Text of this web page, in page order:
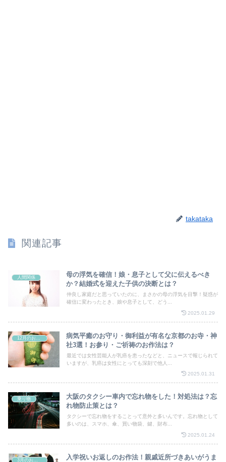
takataka
関連記事
人間関係
母の浮気を確信！娘・息子として父に伝えるべき
か？結婚式を迎えた子供の決断とは？
仲良し家庭だと思っていたのに、まさかの母の浮気を目撃！疑惑が
確信に変わったとき、娘や息子として、どう...
2025.01.29
病気平癒のお守り・御利益が有名な京都のお寺・神
社3選！お参り・ご祈祷のお作法は？
最近では女性芸能人が乳癌を患ったなどと、ニュースで報じられて
いますが、乳癌は女性にとっても深刻で他人...
2025.01.31
乗り物
大阪のタクシー車内で忘れ物をした！対処法は？忘
れ物防止策とは？
タクシーで忘れ物をすることって意外と多いんです。忘れ物として
多いのは、スマホ、傘、買い物袋、鍵、財布...
2025.01.24
入学祝いお返しのお作法！親戚近所づきあいがうま